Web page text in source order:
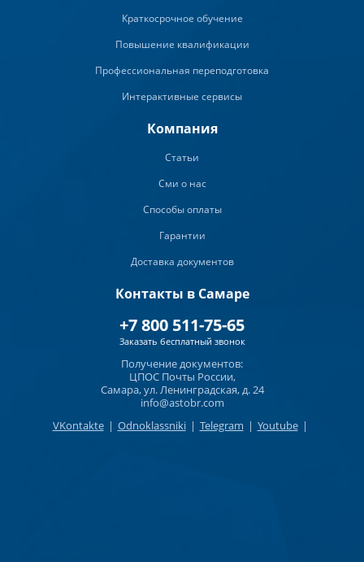
Краткосрочное обучение
Повышение квалификации
Профессиональная переподготовка
Интерактивные сервисы
Компания
Статьи
Сми о нас
Способы оплаты
Гарантии
Доставка документов
Контакты в Самаре
+7 800 511-75-65
Заказать бесплатный звонок
Получение документов:
ЦПОС Почты России,
Самара, ул. Ленинградская, д. 24
info@astobr.com
VKontakte | Odnoklassniki | Telegram | Youtube |